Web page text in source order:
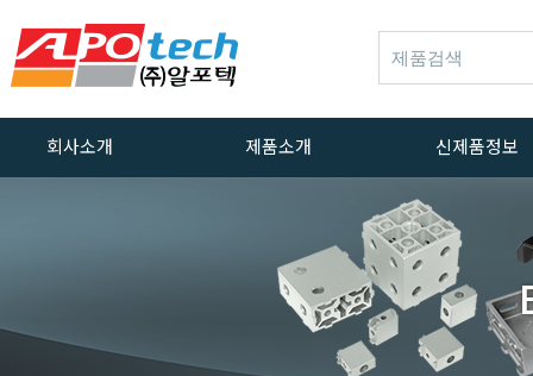
회사소개 제품소개
ACCESSORIES
ALUMINUM
PROFILE CASTER
신제품정보
신제품정보